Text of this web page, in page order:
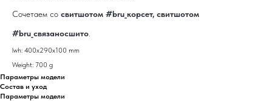
Сочетаем со свитшотом #bru_корсет, свитшотом
#bru_связаносшито
lwh: 400x290x100 mm
Weight: 700 g
Параметры модели
Состав и уход
Параметры модели